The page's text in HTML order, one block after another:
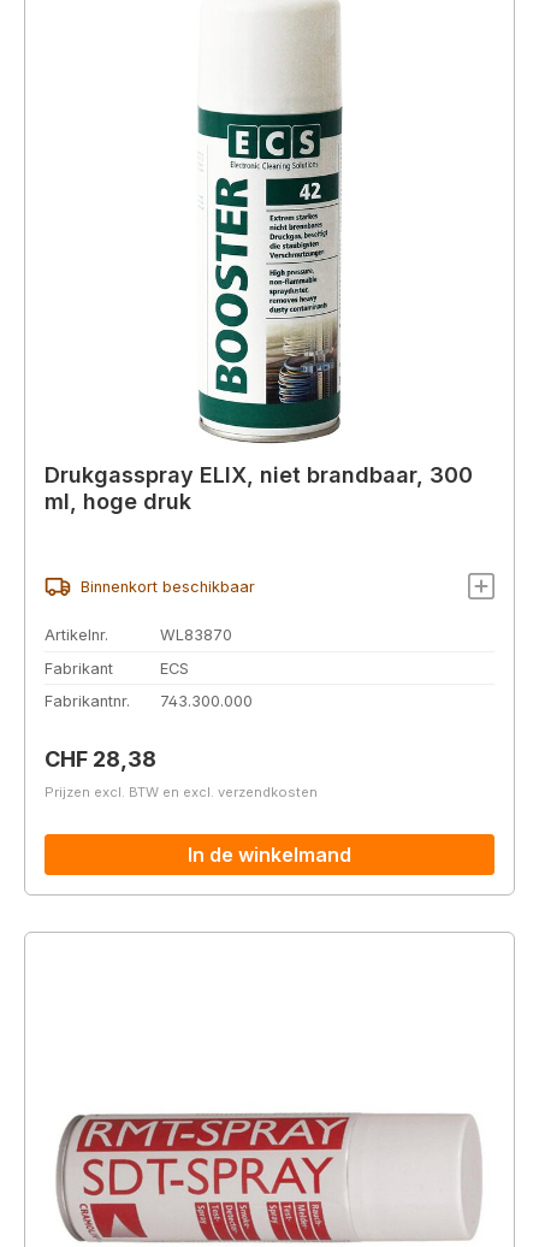
Drukgasspray ELIX, niet brandbaar, 300
ml, hoge druk
Binnenkort beschikbaar
Artikelnr.
WL83870
Fabrikant
ECS
Fabrikantnr.
743.300.000
Normale prijs:
CHF 28,38
Prijzen excl. BTW en excl. verzendkosten
In de winkelmand